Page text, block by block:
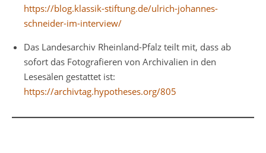
https://blog.klassik-stiftung.de/ulrich-johannes-
schneider-im-interview/
Das Landesarchiv Rheinland-Pfalz teilt mit, dass ab
sofort das Fotografieren von Archivalien in den
Lesesälen gestattet ist:
https://archivtag.hypotheses.org/805